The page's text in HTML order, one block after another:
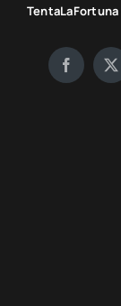
TentaLaFortuna